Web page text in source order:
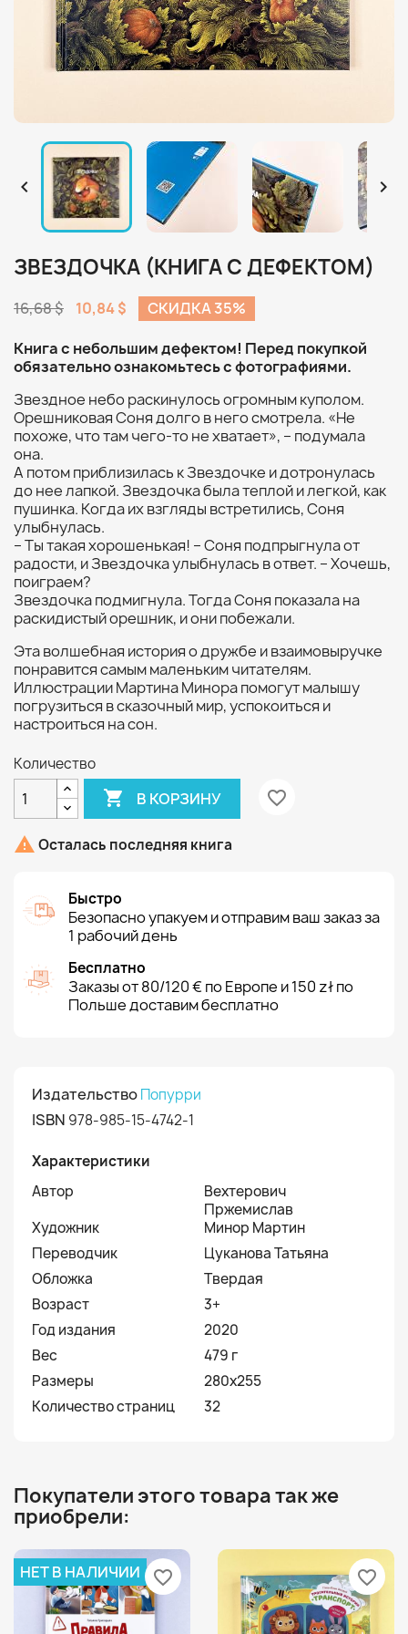
 
ЗВЕЗДОЧКА (КНИГА С ДЕФЕКТОМ)
16,68 $ 10,84 $
СКИДКА 35%
Книга с небольшим дефектом! Перед покупкой
обязательно ознакомьтесь с фотографиями.
Звездное небо раскинулось огромным куполом.
Орешниковая Соня долго в него смотрела. «Не
похоже, что там чего-то не хватает», – подумала
она.
А потом приблизилась к Звездочке и дотронулась
до нее лапкой. Звездочка была теплой и легкой, как
пушинка. Когда их взгляды встретились, Соня
улыбнулась.
– Ты такая хорошенькая! – Соня подпрыгнула от
радости, и Звездочка улыбнулась в ответ. – Хочешь,
поиграем?
Звездочка подмигнула. Тогда Соня показала на
раскидистый орешник, и они побежали.
Эта волшебная история о дружбе и взаимовыручке
понравится самым маленьким читателям.
Иллюстрации Мартина Минора помогут малышу
погрузиться в сказочный мир, успокоиться и
настроиться на сон.
Количество
 В КОРЗИНУ favorite_border
 Осталась последняя книга
Быстро
Безопасно упакуем и отправим ваш заказ за
1 рабочий день
Бесплатно
Заказы от 80/120 € по Европе и 150 zł по
Польше доставим бесплатно
ИздательствоПопурри
ISBN 978-985-15-4742-1
Характеристики
Автор
Вехтерович
Пржемислав
Художник
Минор Мартин
Переводчик
Цуканова Татьяна
Обложка
Твердая
Возраст
3+
Год издания
2020
Вес
479 г
Размеры
280х255
Количество страниц
32
Покупатели этого товара так же
приобрели:
НЕТ В НАЛИЧИИ favorite_border favorite_border